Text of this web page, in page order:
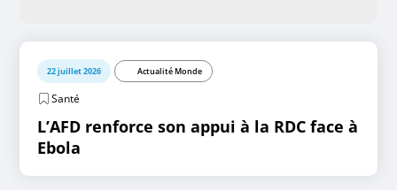
22 juillet 2026 Actualité Monde
Santé
L’AFD renforce son appui à la RDC face à
Ebola